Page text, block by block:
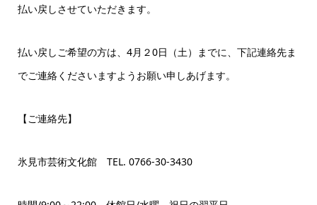
払い戻しさせていただきます。
払い戻しご希望の方は、4月２0日（土）までに、下記連絡先ま
でご連絡くださいますようお願い申しあげます。
【ご連絡先】
氷見市芸術文化館 TEL. 0766-30-3430